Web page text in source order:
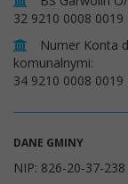
32 9210 0008
Numer Konta
komunalnymi:
34 9210 0008
DANE GMINY
NIP: 826-20-37-238